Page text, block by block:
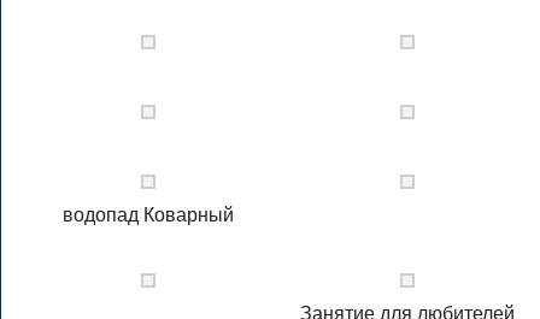
водопад Коварный
Занятие для любителей